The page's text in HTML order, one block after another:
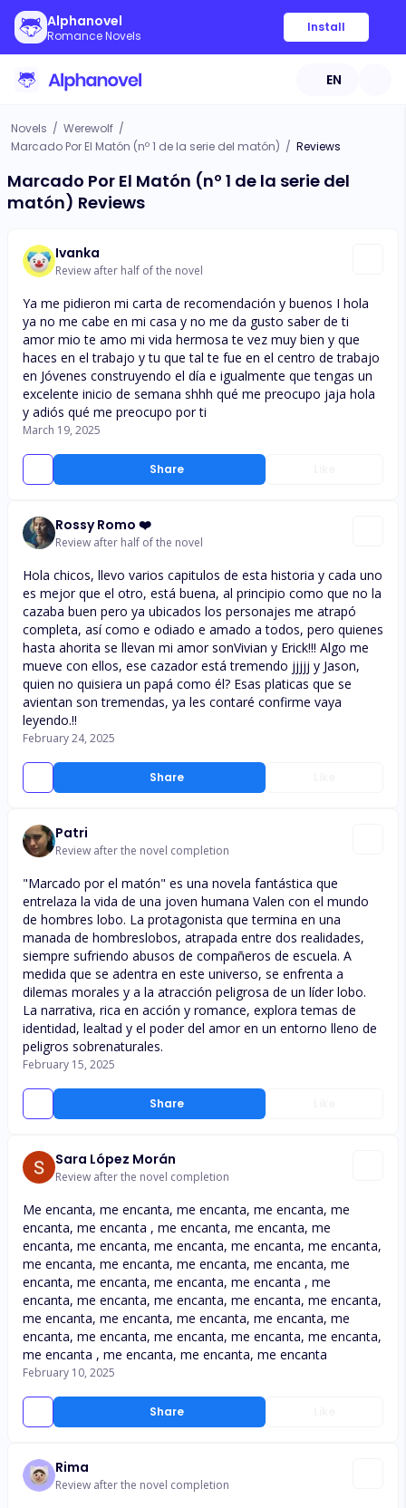
Alphanovel
Romance Novels
Install
EN
Novels / Werewolf /
Marcado Por El Matón (nº 1 de la serie del matón) / Reviews
Marcado Por El Matón (nº 1 de la serie del
matón) Reviews
Ivanka
Review after half of the novel
Share
Ya me pidieron mi carta de recomendación y buenos I hola
ya no me cabe en mi casa y no me da gusto saber de ti
amor mio te amo mi vida hermosa te vez muy bien y que
haces en el trabajo y tu que tal te fue en el centro de trabajo
en Jóvenes construyendo el día e igualmente que tengas un
excelente inicio de semana shhh qué me preocupo jaja hola
y adiós qué me preocupo por ti
March 19, 2025
Rossy Romo ❤️
Review after half of the novel
Share
Hola chicos, llevo varios capitulos de esta historia y cada uno
es mejor que el otro, está buena, al principio como que no la
cazaba buen pero ya ubicados los personajes me atrapó
completa, así como e odiado e amado a todos, pero quienes
hasta ahorita se llevan mi amor sonVivian y Erick!!! Algo me
mueve con ellos, ese cazador está tremendo jjjjj y Jason,
quien no quisiera un papá como él? Esas platicas que se
avientan son tremendas, ya les contaré confirme vaya
leyendo.!!
February 24, 2025
Patri
Review after the novel completion
Share
"Marcado por el matón" es una novela fantástica que
entrelaza la vida de una joven humana Valen con el mundo
de hombres lobo. La protagonista que termina en una
manada de hombreslobos, atrapada entre dos realidades,
siempre sufriendo abusos de compañeros de escuela. A
medida que se adentra en este universo, se enfrenta a
dilemas morales y a la atracción peligrosa de un líder lobo.
La narrativa, rica en acción y romance, explora temas de
identidad, lealtad y el poder del amor en un entorno lleno de
peligros sobrenaturales.
February 15, 2025
Sara López Morán
Review after the novel completion
Share
Me encanta, me encanta, me encanta, me encanta, me
encanta, me encanta , me encanta, me encanta, me
encanta, me encanta, me encanta, me encanta, me encanta,
me encanta, me encanta, me encanta, me encanta, me
encanta, me encanta, me encanta, me encanta , me
encanta, me encanta, me encanta, me encanta, me encanta,
me encanta, me encanta, me encanta, me encanta, me
encanta, me encanta, me encanta, me encanta, me encanta,
me encanta , me encanta, me encanta, me encanta
February 10, 2025
Rima
Review after the novel completion